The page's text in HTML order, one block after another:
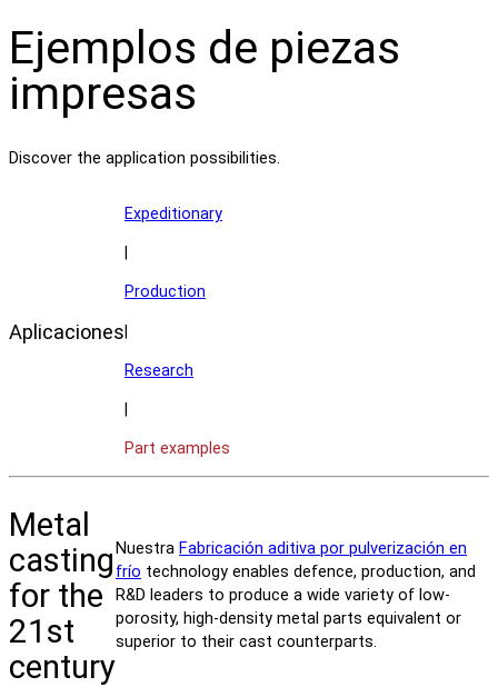
Ejemplos de piezas
impresas
Discover the application possibilities.
Aplicaciones
Expeditionary
Production
Research
Part examples
Metal
casting
for the
21st
century
Nuestra Fabricación aditiva por pulverización en
frío technology enables defence, production, and
R&D leaders to produce a wide variety of low-
porosity, high-density metal parts equivalent or
superior to their cast counterparts.